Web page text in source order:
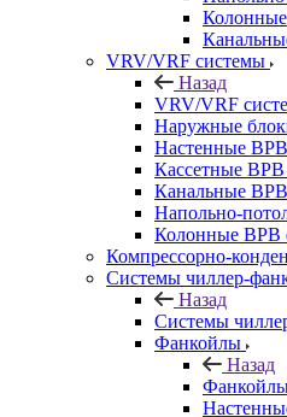
Колонные
VRV/VRF системы
Назад
VRV/VRF
Наружные
Настенные
Кассетные
Канальные
Напольно-
Колонные ВРВ
Компрессорно-
Системы чиллер-
Назад
Системы
Фанкойлы
Назад